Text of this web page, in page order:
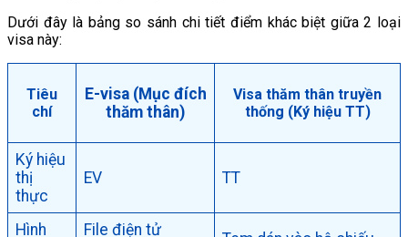
Dưới đây là bảng so sánh chi tiết điểm khác biệt giữa 2 loại
visa này:
Tiêu
chí
E-visa (Mục đích
thăm thân)
Visa thăm thân truyền
thống (Ký hiệu TT)
Ký hiệu
thị
thực
EV TT
Hình File điện tử